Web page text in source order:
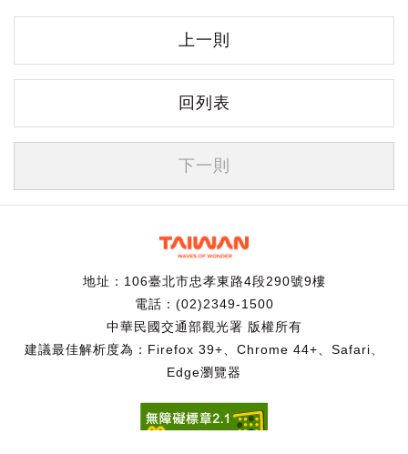
上一則
回列表
下一則
地址：106臺北市忠孝東路4段290號9樓
電話：(02)2349-1500
中華民國交通部觀光署 版權所有
建議最佳解析度為：Firefox 39+、Chrome 44+、Safari、
Edge瀏覽器